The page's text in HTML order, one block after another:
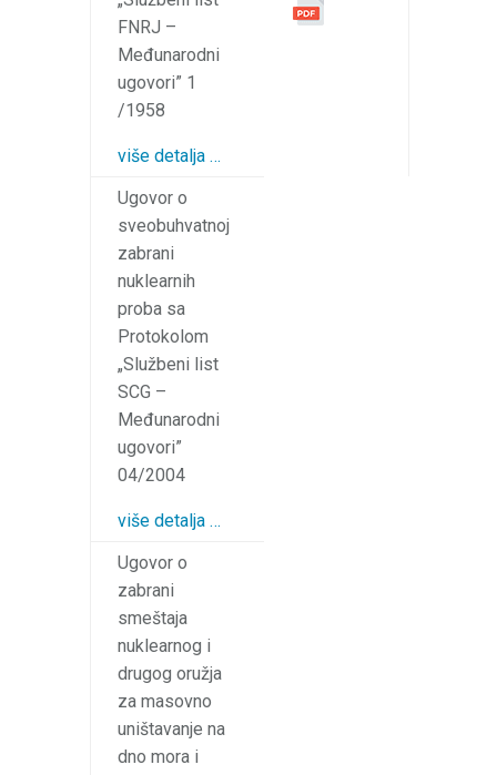
FNRJ –
Međunarodni
ugovori” 1
/1958
više detalja …
Ugovor o
sveobuhvatnoj
zabrani
nuklearnih
proba sa
Protokolom
„Službeni list
SCG –
Međunarodni
ugovori”
04/2004
više detalja …
Ugovor o
zabrani
smeštaja
nuklearnog i
drugog oružja
za masovno
uništavanje na
dno mora i